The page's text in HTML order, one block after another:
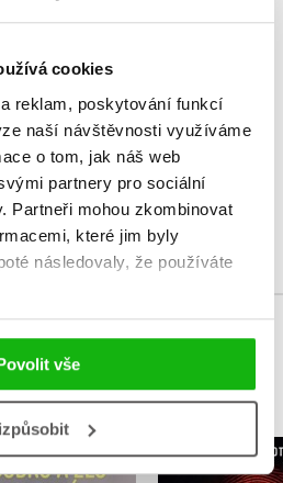
cookies
reklam, poskytování funkcí
naší návštěvnosti využíváme
o tom, jak náš web
partnery pro sociální
Partneři mohou zkombinovat
které jim byly
následovaly, že používáte
vše
žádná uživatelská hodnocení.
pouze registrovaní uživatelé
VÁS TAKÉ ZAJÍMAT
a zlo 21.